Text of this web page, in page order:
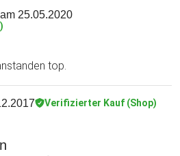
25.05.2020
top.
Verifizierter Kauf (Shop)